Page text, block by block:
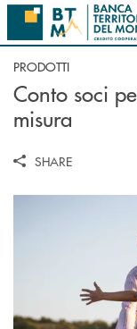
Salta al contenuto
PRODOTTI
Conto soci
misura
SHARE